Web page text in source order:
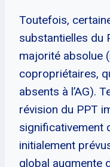
Toutefois,
substantielles du
majorité absolue
copropriétaires,
absents à l’AG).
révision du PPT
significativement
initialement
global augmente